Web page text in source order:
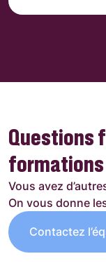
Questions
formations
Vous avez
On vous donne
Contactez